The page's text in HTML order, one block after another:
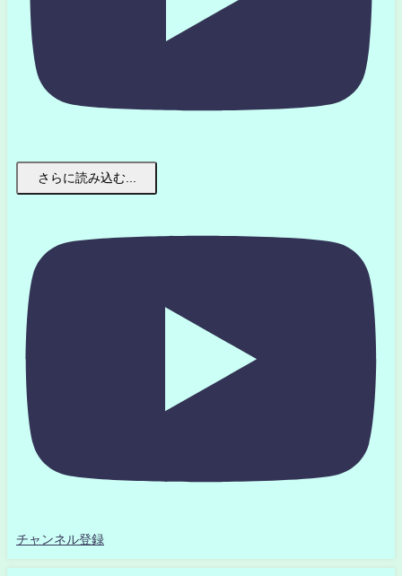
さらに読み込む...
チャンネル登録